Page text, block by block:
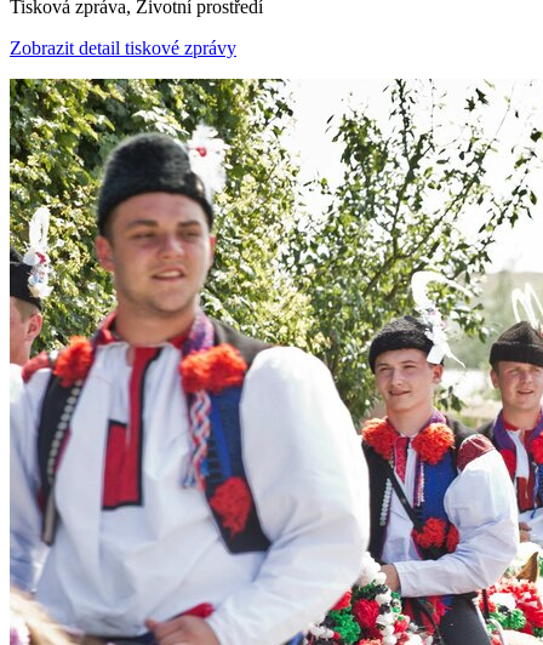
Tisková zpráva, Životní prostředí
Zobrazit detail tiskové zprávy